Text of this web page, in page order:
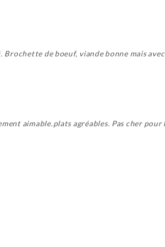
de boeuf, viande bonne mais avec
aimable.plats agréables. Pas cher pour